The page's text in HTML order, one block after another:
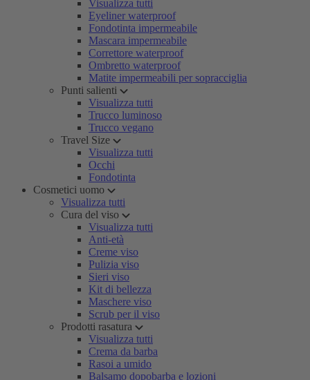
Visualizza tutti
Eyeliner waterproof
Fondotinta impermeabile
Mascara impermeabile
Correttore waterproof
Ombretto waterproof
Matite impermeabili per sopracciglia
Punti salienti
Visualizza tutti
Trucco luminoso
Trucco vegano
Travel Size
Visualizza tutti
Occhi
Fondotinta
Cosmetici uomo
Visualizza tutti
Cura del viso
Visualizza tutti
Anti-età
Creme viso
Pulizia viso
Sieri viso
Kit di bellezza
Maschere viso
Scrub per il viso
Prodotti rasatura
Visualizza tutti
Crema da barba
Rasoi a umido
Balsamo dopobarba e lozioni